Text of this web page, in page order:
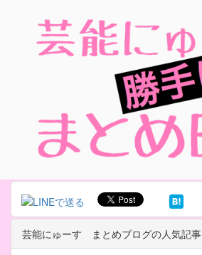
芸能にゅーす まとめブログの人気記事